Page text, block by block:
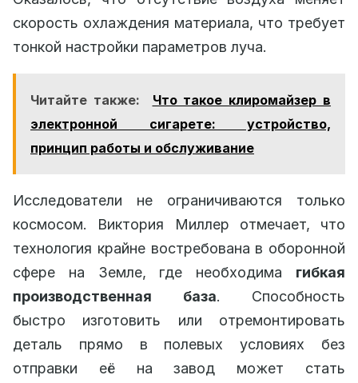
скорость охлаждения материала, что требует
тонкой настройки параметров луча.
Читайте также:
Что такое клиромайзер в
электронной сигарете: устройство,
принцип работы и обслуживание
Исследователи не ограничиваются только
космосом. Виктория Миллер отмечает, что
технология крайне востребована в оборонной
сфере на Земле, где необходима гибкая
производственная база. Способность
быстро изготовить или отремонтировать
деталь прямо в полевых условиях без
отправки её на завод может стать